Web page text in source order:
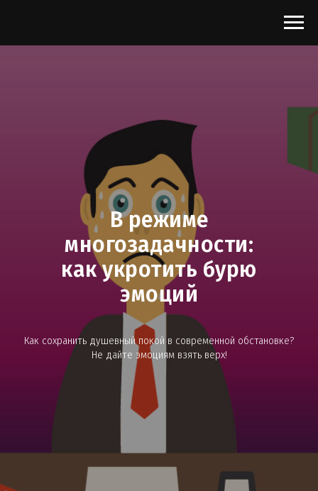
В режиме
многозадачности:
как укротить бурю
эмоций
Как сохранить душевный покой в современной обстановке?
Не дайте эмоциям взять верх!